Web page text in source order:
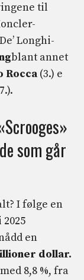
til
Longhi-
blant annet
Rocca (3.) e
som går
I følge en
en
dollar.
8,8 %, fra